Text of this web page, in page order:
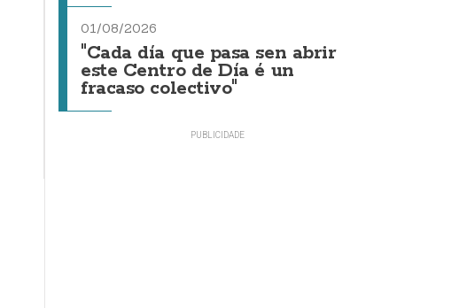
01/08/2026
"Cada día que pasa sen abrir
este Centro de Día é un
fracaso colectivo"